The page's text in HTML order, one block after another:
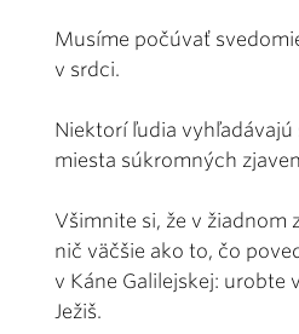
Musíme počúvať
v srdci.
Niektorí ľudia
miesta súkromných
Všimnite si, že v žiadnom
nič väčšie ako to, čo
v Káne Galilejskej: urobte
Ježiš.